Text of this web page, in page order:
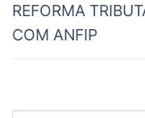
REFORMA
COM ANFIP